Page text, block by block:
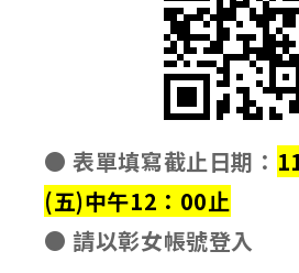
● 表單填寫截止日期：
(五)中午12：00止
● 請以彰女帳號登入